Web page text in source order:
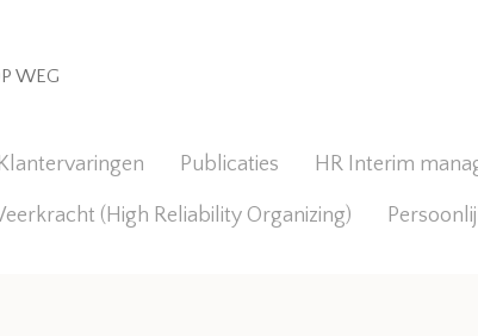
WEG
Publicaties HR Interim
(High Reliability Organizing)